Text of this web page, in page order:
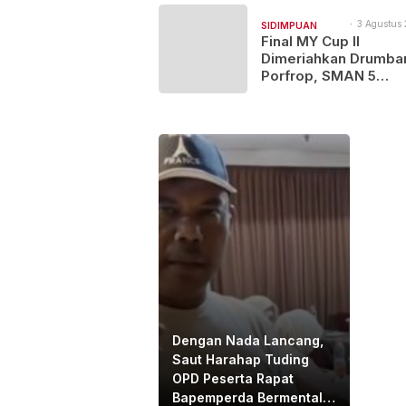
SIDIMPUAN
NAJEGES
3 Agustus
10:46
Final MY Cup II
Dimeriahkan
Porfrop, SMAN 5
Dengan Nada Lancang,
Saut Harahap Tuding
OPD Peserta Rapat
Bapemperda Bermental